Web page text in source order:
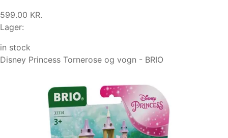
599.00 KR.
Lager:
in stock
Disney Princess Tornerose og vogn - BRIO